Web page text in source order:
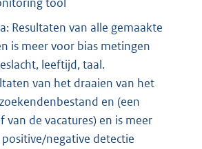
Resultaten van alle gemaakte
is meer voor bias metingen
leeftijd, taal.
van het draaien van het
en (een
van de vacatures) en is meer
negative detectie